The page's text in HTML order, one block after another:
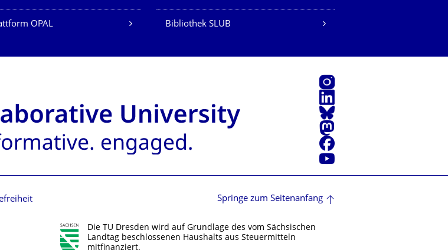
OPAL Bibliothek SLUB
Instagram
LinkedIn
Bluesky
Mastodon
Facebook
Youtube
Springe zum Seitenanfang
Die TU Dresden wird auf Grundlage des vom Sächsischen
Landtag beschlossenen Haushalts aus Steuermitteln
mitfinanziert.